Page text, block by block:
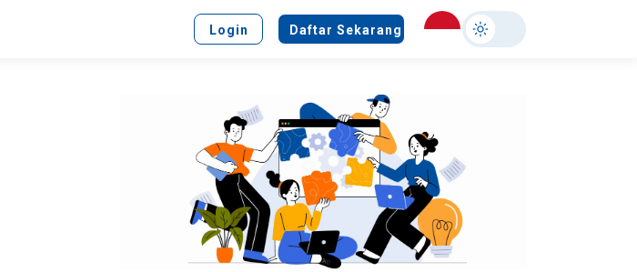
Login Daftar Sekarang
Select